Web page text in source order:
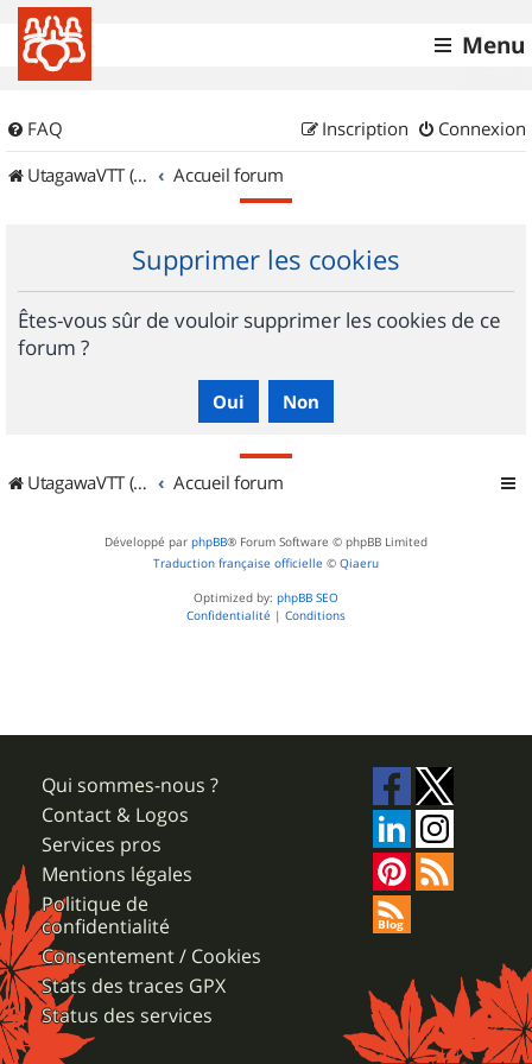
Menu
FAQ Connexion
Inscription
UtagawaVTT (Randos VTT et VTTAE avec traces GPS)
Accueil forum
Supprimer les cookies
Êtes-vous sûr de vouloir supprimer les cookies de ce
forum ?
UtagawaVTT (Randos VTT et VTTAE avec traces GPS) Accueil forum
Développé par phpBB® Forum Software © phpBB Limited
Traduction française officielle © Qiaeru
Optimized by: phpBB SEO
Confidentialité | Conditions
Qui sommes-nous ?
Contact & Logos
Services pros
Mentions légales
Politique de
confidentialité
Consentement / Cookies
Stats des traces GPX
Status des services